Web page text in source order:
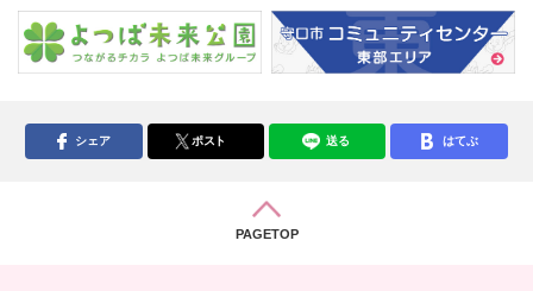
シェア ポスト 送る はてぶ
PAGETOP